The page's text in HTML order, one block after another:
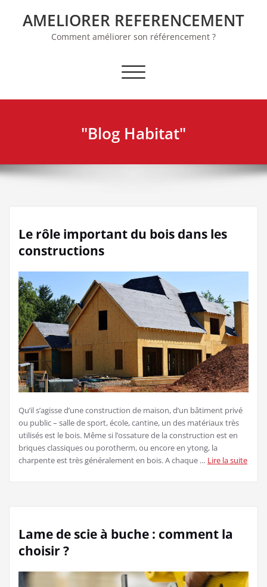
AMELIORER REFERENCEMENT
Comment améliorer son référencement ?
Afficher/masquer la navigation
"Blog Habitat"
Le rôle important du bois dans les
constructions
Qu’il s’agisse d’une construction de maison, d’un bâtiment privé
ou public – salle de sport, école, cantine, un des matériaux très
utilisés est le bois. Même si l’ossature de la construction est en
briques classiques ou porotherm, ou encore en ytong, la
charpente est très généralement en bois. A chaque … Lire la suite
Lame de scie à buche : comment la
choisir ?